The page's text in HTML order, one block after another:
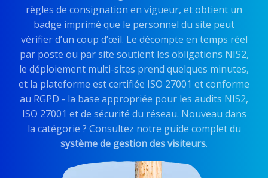
règles de consignation en vigueur, et obtient un
badge imprimé que le personnel du site peut
vérifier d’un coup d’œil. Le décompte en temps réel
par poste ou par site soutient les obligations NIS2,
le déploiement multi-sites prend quelques minutes,
et la plateforme est certifiée ISO 27001 et conforme
au RGPD - la base appropriée pour les audits NIS2,
ISO 27001 et de sécurité du réseau. Nouveau dans
la catégorie ? Consultez notre guide complet du
système de gestion des visiteurs.